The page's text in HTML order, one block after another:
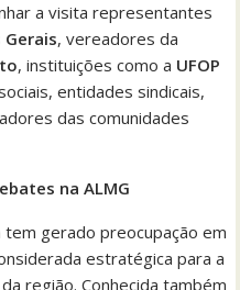
a visita representantes
, vereadores da
, instituições como a UFOP
entidades sindicais,
das comunidades
na ALMG
gerado preocupação em
estratégica para a
região. Conhecida também